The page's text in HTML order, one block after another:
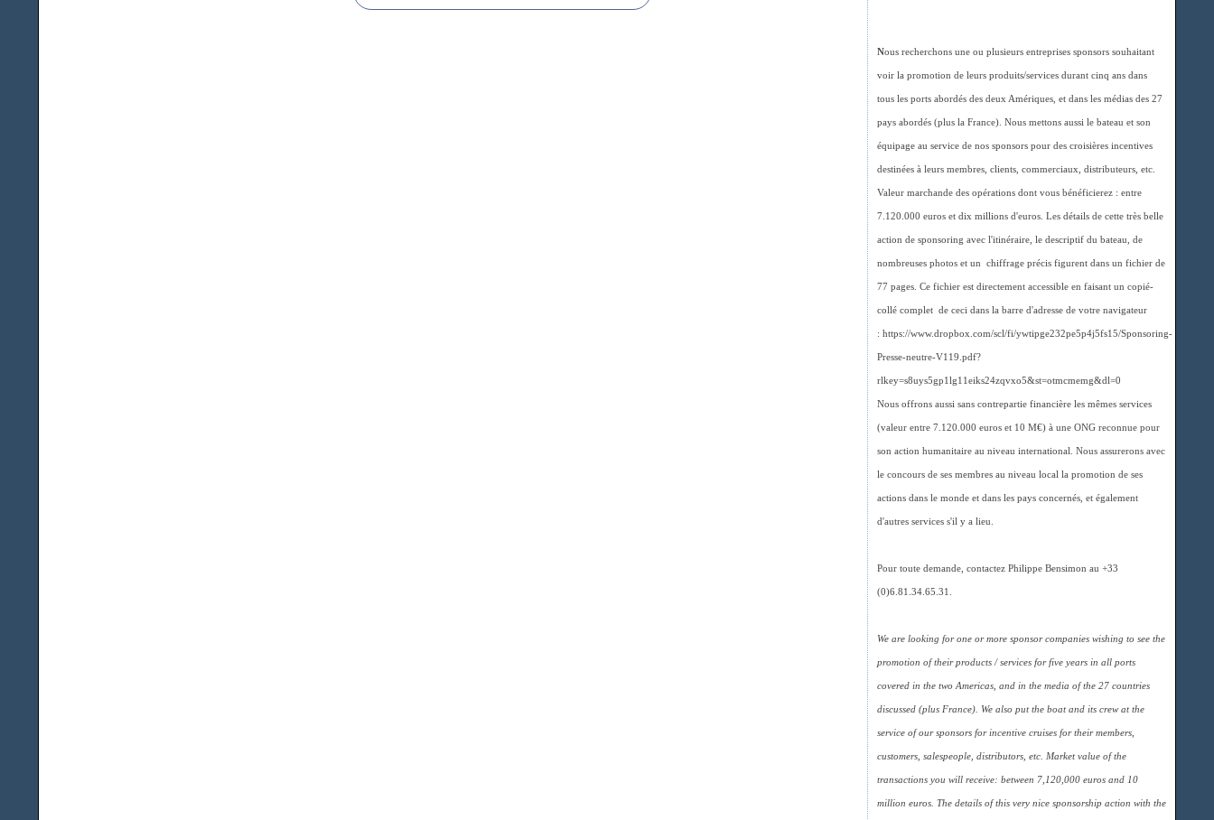
Nous recherchons une ou plusieurs entreprises sponsors souhaitant
voir la promotion de leurs produits/services durant cinq ans dans
tous les ports abordés des deux Amériques, et dans les médias des 27
pays abordés (plus la France). Nous mettons aussi le bateau et son
équipage au service de nos sponsors pour des croisières incentives
destinées à leurs membres, clients, commerciaux, distributeurs, etc.
Valeur marchande des opérations dont vous bénéficierez : entre
7.120.000 euros et dix millions d'euros. Les détails de cette très belle
action de sponsoring avec l'itinéraire, le descriptif du bateau, de
nombreuses photos et un chiffrage précis figurent dans un fichier de
77 pages. Ce fichier est directement accessible en faisant un copié-
collé complet de ceci dans la barre d'adresse de votre navigateur
: https://www.dropbox.com/scl/fi/ywtipge232pe5p4j5fs15/Sponsoring-
Presse-neutre-V119.pdf?
rlkey=s8uys5gp1lg11eiks24zqvxo5&st=otmcmemg&dl=0
Nous offrons aussi sans contrepartie financière les mêmes services
(valeur entre 7.120.000 euros et 10 M€) à une ONG reconnue pour
son action humanitaire au niveau international. Nous assurerons avec
le concours de ses membres au niveau local la promotion de ses
actions dans le monde et dans les pays concernés, et également
d'autres services s'il y a lieu.
Pour toute demande, contactez Philippe Bensimon au +33
(0)6.81.34.65.31.
We are looking for one or more sponsor companies wishing to see the
promotion of their products / services for five years in all ports
covered in the two Americas, and in the media of the 27 countries
discussed (plus France). We also put the boat and its crew at the
service of our sponsors for incentive cruises for their members,
customers, salespeople, distributors, etc. Market value of the
transactions you will receive: between 7,120,000 euros and 10
million euros. The details of this very nice sponsorship action with the